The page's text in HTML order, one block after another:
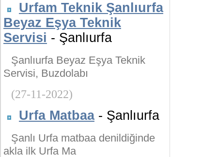
Urfam Teknik Şanlıurfa
Beyaz Eşya Teknik
Servisi - Şanlıurfa
Şanlıurfa Beyaz Eşya Teknik
Servisi, Buzdolabı
(27-11-2022)
Urfa Matbaa- Şanlıurfa
Şanlı Urfa matbaa denildiğinde
akla ilk Urfa Ma